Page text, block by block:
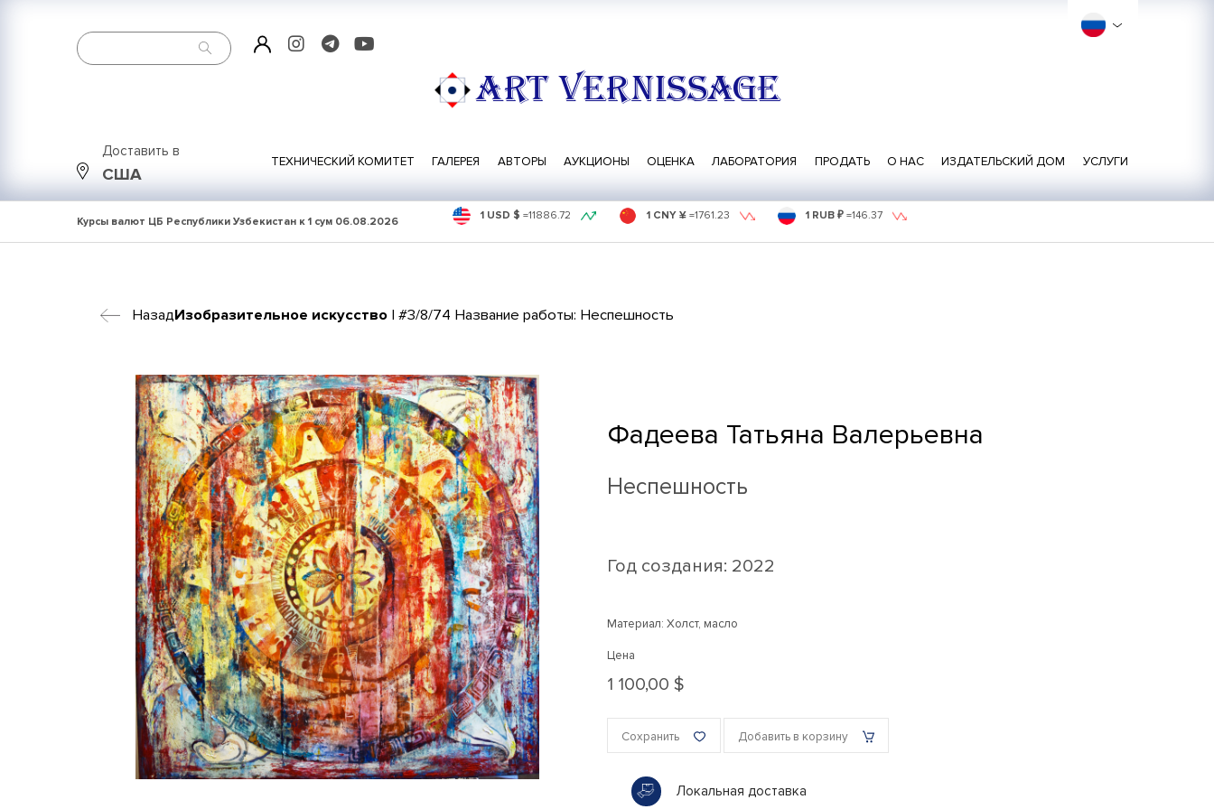
ART VERNISSAGE
Доставить в
США
ТЕХНИЧЕСКИЙ КОМИТЕТ ГАЛЕРЕЯ АВТОРЫ АУКЦИОНЫ ОЦЕНКА ЛАБОРАТОРИЯ ПРОДАТЬ О НАС ИЗДАТЕЛЬСКИЙ ДОМ УСЛУГИ
Курсы валют ЦБ Республики Узбекистан к 1 сум 06.08.2026 1 USD $ =11886.72 1 CNY ¥ =1761.23 1 RUB ₽ =146.37
НазадИзобразительное искусство| #3/8/74 Название работы: Неспешность
Фадеева Татьяна Валерьевна
Неспешность
Год создания: 2022
Материал: Холст, масло
Цена
1 100,00 $
Сохранить Добавить в корзину
Локальная доставка